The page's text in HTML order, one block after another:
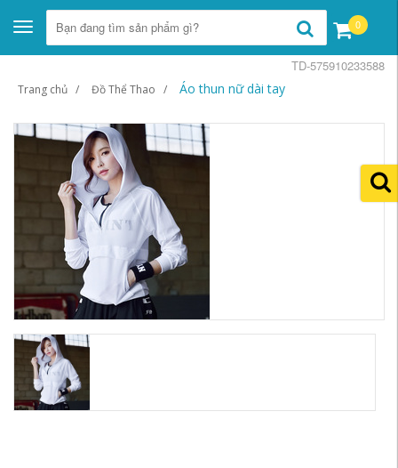
Toggle
navigation
0
Trang chủ Đồ Thể Thao Áo thun nữ dài tay
TD-575910233588